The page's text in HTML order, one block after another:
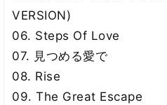
VERSION)
06. Steps Of Love
07. 見つめる愛で
08. Rise
09. The Great Escape